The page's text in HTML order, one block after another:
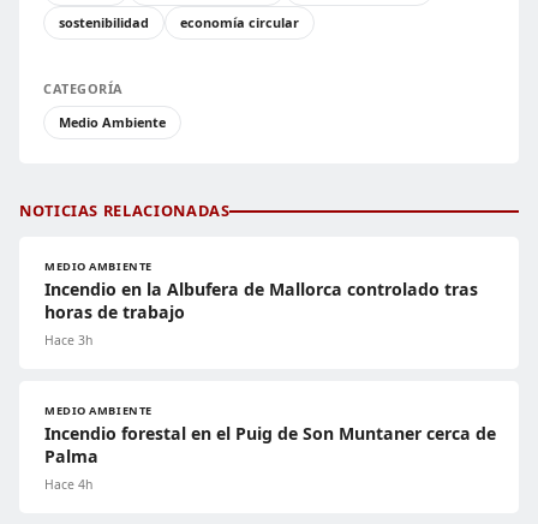
sostenibilidad
economía circular
CATEGORÍA
Medio Ambiente
NOTICIAS RELACIONADAS
MEDIO AMBIENTE
Incendio en la Albufera de Mallorca controlado tras
horas de trabajo
Hace 3h
MEDIO AMBIENTE
Incendio forestal en el Puig de Son Muntaner cerca de
Palma
Hace 4h